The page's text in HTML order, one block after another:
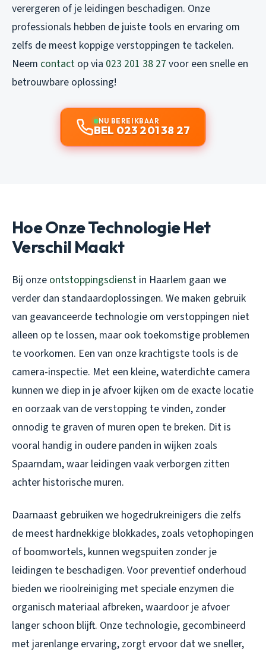
verergeren of je leidingen beschadigen. Onze
professionals hebben de juiste tools en ervaring om
zelfs de meest koppige verstoppingen te tackelen.
Neem contact op via 023 201 38 27 voor een snelle en
betrouwbare oplossing!
NU BEREIKBAAR
BEL 023 201 38 27
Hoe Onze Technologie Het
Verschil Maakt
Bij onze ontstoppingsdienst in Haarlem gaan we
verder dan standaardoplossingen. We maken gebruik
van geavanceerde technologie om verstoppingen niet
alleen op te lossen, maar ook toekomstige problemen
te voorkomen. Een van onze krachtigste tools is de
camera-inspectie. Met een kleine, waterdichte camera
kunnen we diep in je afvoer kijken om de exacte locatie
en oorzaak van de verstopping te vinden, zonder
onnodig te graven of muren open te breken. Dit is
vooral handig in oudere panden in wijken zoals
Spaarndam, waar leidingen vaak verborgen zitten
achter historische muren.
Daarnaast gebruiken we hogedrukreinigers die zelfs
de meest hardnekkige blokkades, zoals vetophopingen
of boomwortels, kunnen wegspuiten zonder je
leidingen te beschadigen. Voor preventief onderhoud
bieden we rioolreiniging met speciale enzymen die
organisch materiaal afbreken, waardoor je afvoer
langer schoon blijft. Onze technologie, gecombineerd
met jarenlange ervaring, zorgt ervoor dat we sneller,